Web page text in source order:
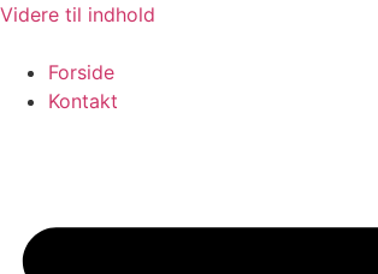
Videre til indhold
Forside
Kontakt